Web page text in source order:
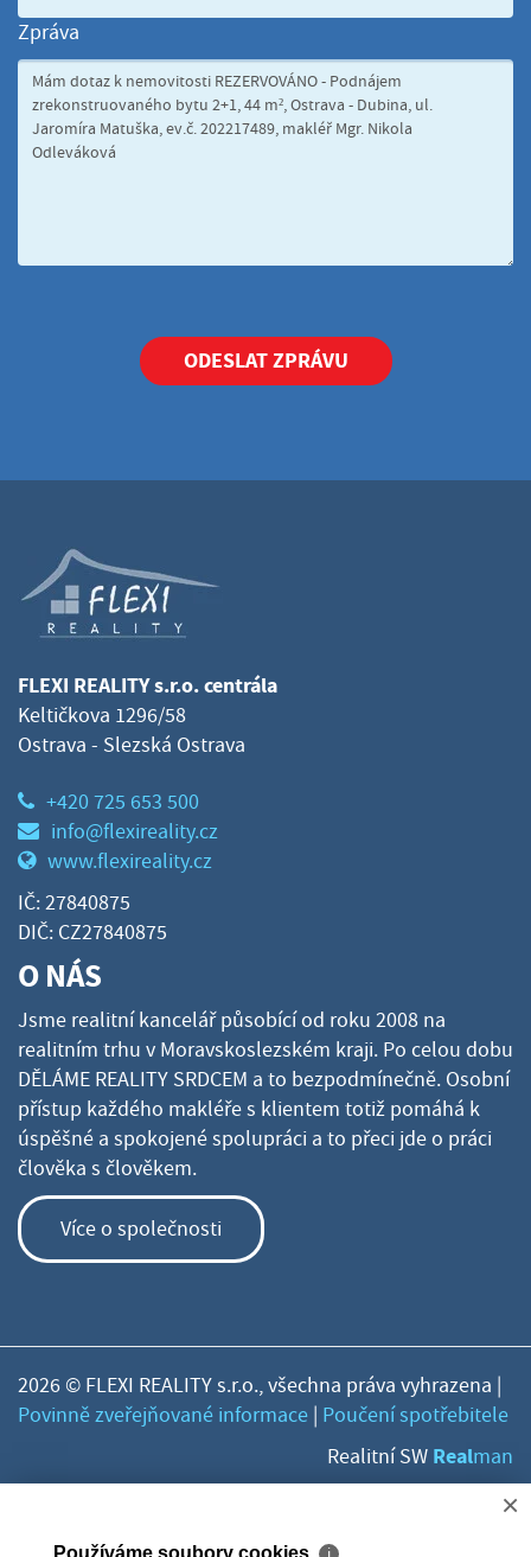
Zpráva
ODESLAT ZPRÁVU
FLEXI REALITY s.r.o. centrála
Keltičkova 1296/58
Ostrava - Slezská Ostrava
+420 725 653 500
info@flexireality.cz
www.flexireality.cz
IČ: 27840875
DIČ: CZ27840875
O NÁS
Jsme realitní kancelář působící od roku 2008 na
realitním trhu v Moravskoslezském kraji. Po celou dobu
DĚLÁME REALITY SRDCEM a to bezpodmínečně. Osobní
přístup každého makléře s klientem totiž pomáhá k
úspěšné a spokojené spolupráci a to přeci jde o práci
člověka s člověkem.
Více o společnosti
2026 © FLEXI REALITY s.r.o., všechna práva vyhrazena |
Povinně zveřejňované informace | Poučení spotřebitele
Realitní SW Realman
×
Používáme soubory cookies